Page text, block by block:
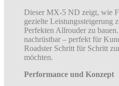
Dieser MX-5 ND zeigt, wie
gezielte Leistungssteigerung
Perfekten Allrouder zu
nachrüstbar – perfekt für
Roadster Schritt für Schritt
möchten.
Performance und Konzept